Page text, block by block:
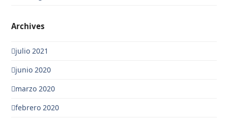
Archives
julio 2021
junio 2020
marzo 2020
febrero 2020